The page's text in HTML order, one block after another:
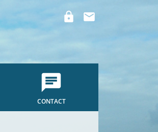
lock mail
chat
CONTACT